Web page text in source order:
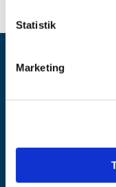
Statistik
Marketing
2300 København S